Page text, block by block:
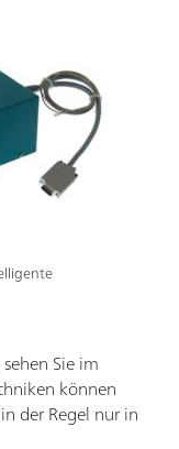
Sie im
können
der Regel nur in